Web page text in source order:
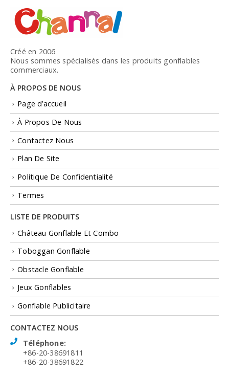
Créé en 2006
Nous sommes spécialisés dans les produits gonflables
commerciaux.
À PROPOS DE NOUS
Page d’accueil
À Propos De Nous
Contactez Nous
Plan De Site
Politique De Confidentialité
Termes
LISTE DE PRODUITS
Château Gonflable Et Combo
Toboggan Gonflable
Obstacle Gonflable
Jeux Gonflables
Gonflable Publicitaire
CONTACTEZ NOUS
Téléphone:
+86-20-38691811
+86-20-38691822